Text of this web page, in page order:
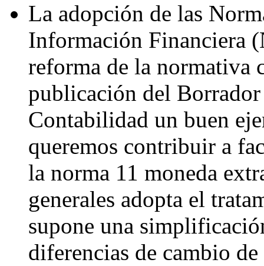
La adopción de las
Información Financiera
reforma de la normativa
publicación del
Contabilidad un buen
queremos contribuir a
la norma 11 moneda
generales adopta el
supone una
diferencias de cambio